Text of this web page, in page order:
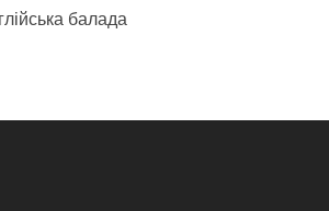
балада